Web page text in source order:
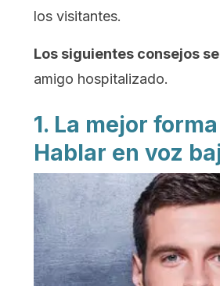
los visitantes.
Los siguientes consejos
amigo hospitalizado.
1. La mejor
Hablar en voz